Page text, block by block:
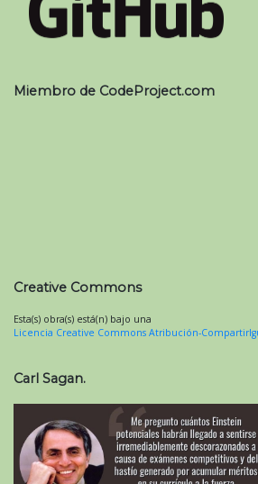
Miembro de CodeProject.com
Creative Commons
Esta(s) obra(s) está(n) bajo una
Licencia Creative Commons Atribución-
Carl Sagan.